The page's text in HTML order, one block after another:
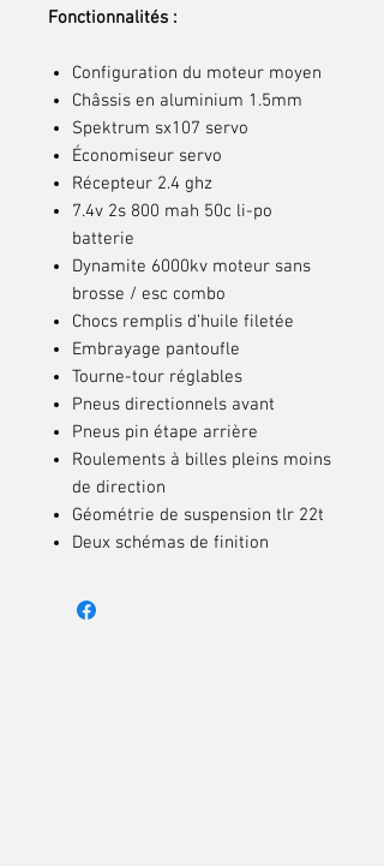
Fonctionnalités :
Configuration du moteur moyen
Châssis en aluminium 1.5mm
Spektrum sx107 servo
Économiseur servo
Récepteur 2.4 ghz
7.4v 2s 800 mah 50c li-po
batterie
Dynamite 6000kv moteur sans
brosse / esc combo
Chocs remplis d’huile filetée
Embrayage pantoufle
Tourne-tour réglables
Pneus directionnels avant
Pneus pin étape arrière
Roulements à billes pleins moins
de direction
Géométrie de suspension tlr 22t
Deux schémas de finition